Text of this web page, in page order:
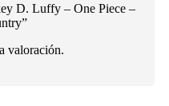
D. Luffy – One Piece –
valoración.